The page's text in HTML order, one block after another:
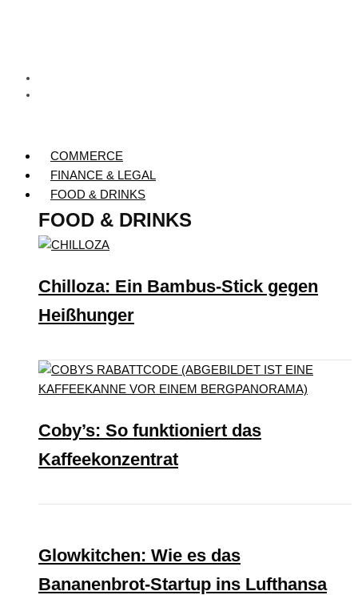
COMMERCE
FINANCE & LEGAL
FOOD & DRINKS
FOOD & DRINKS
Chilloza: Ein Bambus-Stick gegen
Heißhunger
Coby’s: So funktioniert das
Kaffeekonzentrat
Glowkitchen: Wie es das
Bananenbrot-Startup ins Lufthansa